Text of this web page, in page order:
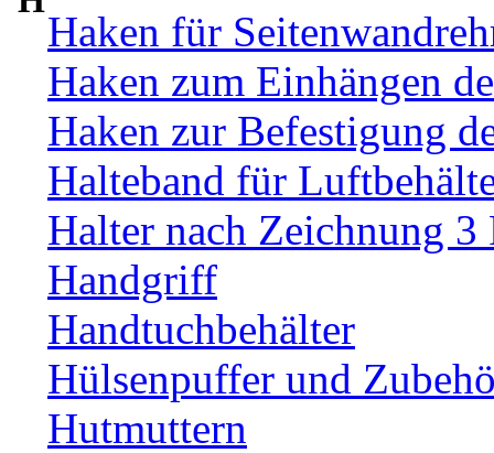
Haken für
Haken zum Einhängen
Haken zur Befestigung
Halteband für
Halter nach Zeichnung
Handgriff
Handtuchbehälter
Hülsenpuffer und
Hutmuttern